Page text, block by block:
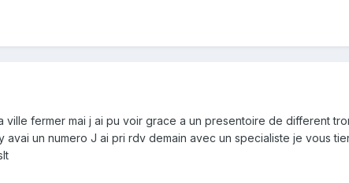
ville fermer mai j ai pu voir grace a un presentoire de different
avai un numero J ai pri rdv demain avec un specialiste je vous